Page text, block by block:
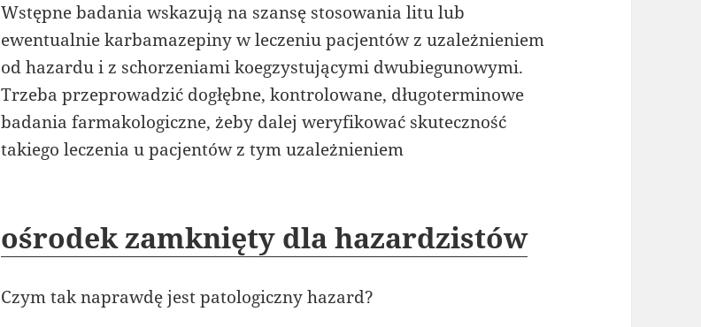
Wstępne badania wskazują na szansę stosowania litu lub
ewentualnie karbamazepiny w leczeniu pacjentów z uzależnieniem
od hazardu i z schorzeniami koegzystującymi dwubiegunowymi.
Trzeba przeprowadzić dogłębne, kontrolowane, długoterminowe
badania farmakologiczne, żeby dalej weryfikować skuteczność
takiego leczenia u pacjentów z tym uzależnieniem
ośrodek zamknięty dla hazardzistów
Czym tak naprawdę jest patologiczny hazard?